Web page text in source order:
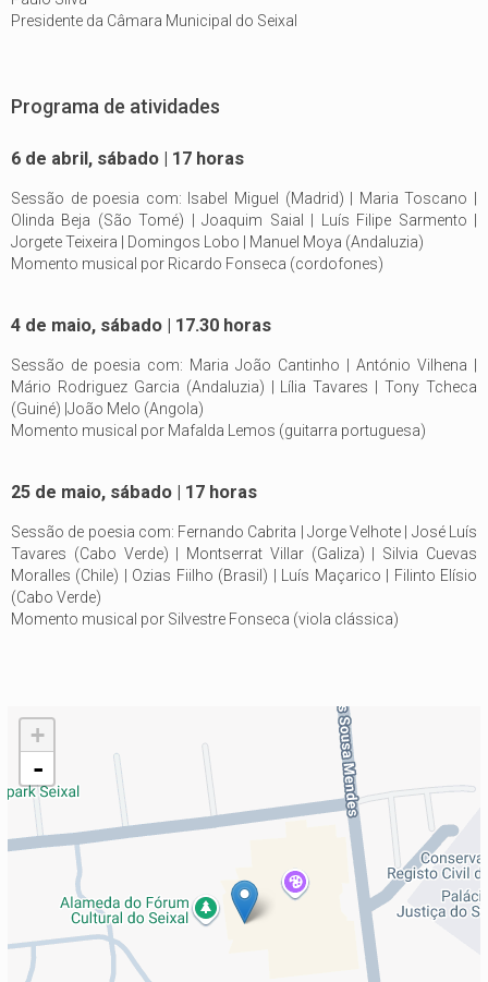
Presidente da Câmara Municipal do Seixal
Programa de atividades
6 de abril, sábado | 17 horas
Sessão de poesia com: Isabel Miguel (Madrid) | Maria Toscano |
Olinda Beja (São Tomé) | Joaquim Saial | Luís Filipe Sarmento |
Jorgete Teixeira | Domingos Lobo | Manuel Moya (Andaluzia)
Momento musical por Ricardo Fonseca (cordofones)
4 de maio, sábado | 17.30 horas
Sessão de poesia com: Maria João Cantinho | António Vilhena |
Mário Rodriguez Garcia (Andaluzia) | Lília Tavares | Tony Tcheca
(Guiné) |João Melo (Angola)
Momento musical por Mafalda Lemos (guitarra portuguesa)
25 de maio, sábado | 17 horas
Sessão de poesia com: Fernando Cabrita | Jorge Velhote | José Luís
Tavares (Cabo Verde) | Montserrat Villar (Galiza) | Silvia Cuevas
Moralles (Chile) | Ozias Fiilho (Brasil) | Luís Maçarico | Filinto Elísio
(Cabo Verde)
Momento musical por Silvestre Fonseca (viola clássica)
+
-